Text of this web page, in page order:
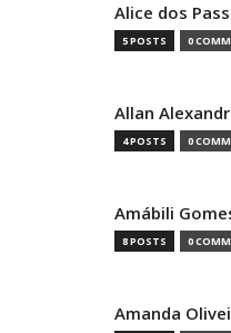
Alice dos
5 POSTS 0
Allan
4 POSTS 0
Amábili
8 POSTS 0
Amanda